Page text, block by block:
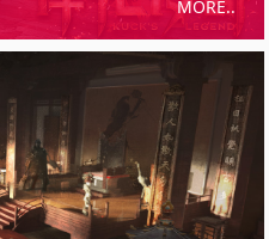
MORE..